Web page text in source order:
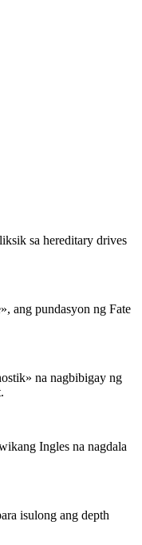
sa hereditary drives
ang pundasyon ng Fate
na nagbibigay ng
Ingles na nagdala
isulong ang depth